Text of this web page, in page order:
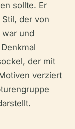
sollte. Er
der von
war und
der mit
verziert